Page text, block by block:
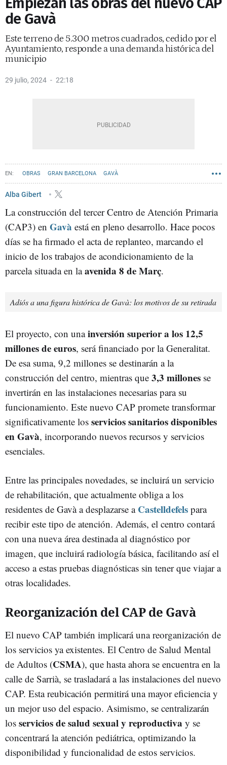
de Gavà
Este terreno de 5.300 metros cuadrados, cedido por el
Ayuntamiento, responde a una demanda histórica del
municipio
29 julio, 2024 22:18
OBRAS GRAN BARCELONA GAVÀ
Alba Gibert
La construcción del tercer Centro de Atención Primaria
(CAP3) en Gavà está en pleno desarrollo. Hace pocos
días se ha firmado el acta de replanteo, marcando el
inicio de los trabajos de acondicionamiento de la
parcela situada en laavenida 8 de Març.
Adiós a una figura histórica de Gavà: los motivos de su retirada
El proyecto, con unainversión superior a los 12,5
millones de euros, será financiado por la Generalitat.
De esa suma, 9,2 millones se destinarán a la
construcción del centro, mientras que 3,3 millones se
invertirán en las instalaciones necesarias para su
funcionamiento. Este nuevo CAP promete transformar
significativamente los servicios sanitarios disponibles
en Gavà, incorporando nuevos recursos y servicios
esenciales.
Entre las principales novedades, se incluirá un servicio
de rehabilitación, que actualmente obliga a los
residentes de Gavà a desplazarse a Castelldefels para
recibir este tipo de atención. Además, el centro contará
con una nueva área destinada al diagnóstico por
imagen, que incluirá radiología básica, facilitando así el
acceso a estas pruebas diagnósticas sin tener que viajar a
otras localidades.
Reorganización del CAP de Gavà
El nuevo CAP también implicará una reorganización de
los servicios ya existentes. El Centro de Salud Mental
de Adultos (CSMA), que hasta ahora se encuentra en la
calle de Sarrià, se trasladará a las instalaciones del nuevo
CAP. Esta reubicación permitirá una mayor eficiencia y
un mejor uso del espacio. Asimismo, se centralizarán
los servicios de salud sexual y reproductiva y se
concentrará la atención pediátrica, optimizando la
disponibilidad y funcionalidad de estos servicios.